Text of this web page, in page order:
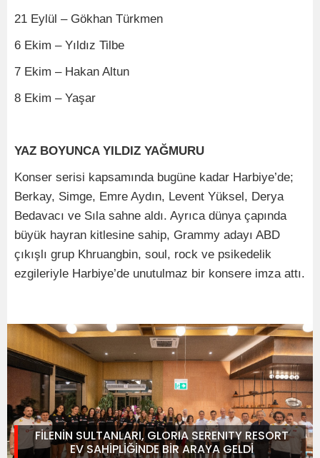
21 Eylül – Gökhan Türkmen
6 Ekim – Yıldız Tilbe
7 Ekim – Hakan Altun
8 Ekim – Yaşar
YAZ BOYUNCA YILDIZ YAĞMURU
Konser serisi kapsamında bugüne kadar Harbiye’de;
Berkay, Simge, Emre Aydın, Levent Yüksel, Derya
Bedavacı ve Sıla sahne aldı. Ayrıca dünya çapında
büyük hayran kitlesine sahip, Grammy adayı ABD
çıkışlı grup Khruangbin, soul, rock ve psikedelik
ezgileriyle Harbiye’de unutulmaz bir konsere imza attı.
FİLENİN SULTANLARI, GLORIA SERENITY RESORT
EV SAHİPLİĞİNDE BİR ARAYA GELDİ